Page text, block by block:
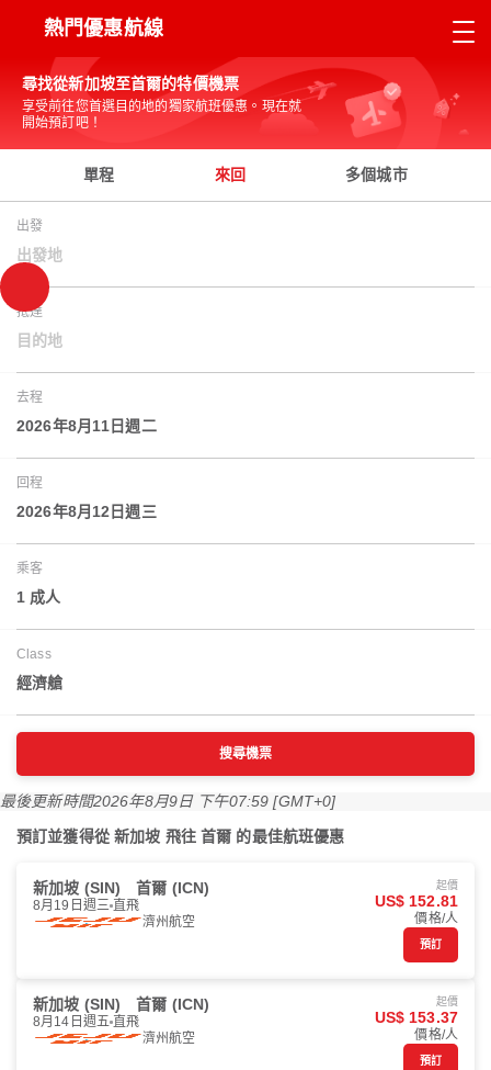
熱門優惠航線
尋找從新加坡至首爾的特價機票
享受前往您首選目的地的獨家航班優惠。現在就
開始預訂吧！
單程 來回 多個城市
出發
出發地
抵達
目的地
去程
2026年8月11日週二
回程
2026年8月12日週三
乘客
1 成人
Class
經濟艙
搜尋機票
最後更新時間2026年8月9日 下午07:59 [GMT+0]
預訂並獲得從 新加坡 飛往 首爾 的最佳航班優惠
新加坡 (SIN) 首爾 (ICN)
8月19日週三 直飛
濟州航空
起價
US$ 152.81
價格/人
預訂
新加坡 (SIN) 首爾 (ICN)
8月14日週五 直飛
濟州航空
起價
US$ 153.37
價格/人
預訂